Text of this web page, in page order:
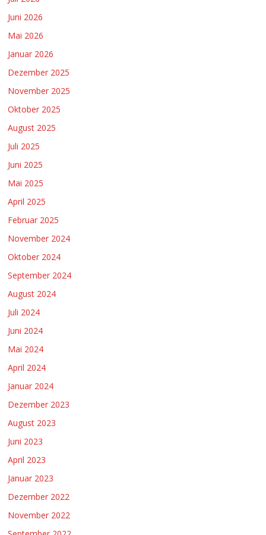
Juni 2026
Mai 2026
Januar 2026
Dezember 2025
November 2025
Oktober 2025
August 2025
Juli 2025
Juni 2025
Mai 2025
April 2025
Februar 2025
November 2024
Oktober 2024
September 2024
August 2024
Juli 2024
Juni 2024
Mai 2024
April 2024
Januar 2024
Dezember 2023
August 2023
Juni 2023
April 2023
Januar 2023
Dezember 2022
November 2022